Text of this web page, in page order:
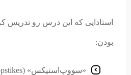
استادایی که این درس رو تدریس
بودن:
«سووپ‌استیکس» (Swoopstikes)